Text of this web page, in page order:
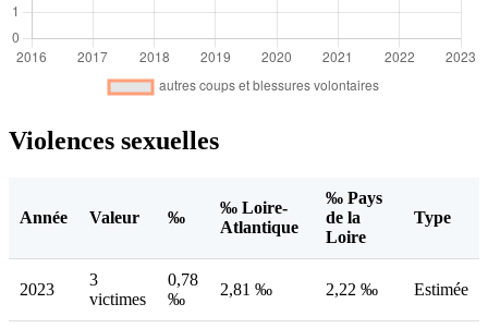
Violences sexuelles
Année Valeur ‰
‰ Loire-
Atlantique
‰ Pays
de la
Loire
Type
2023
3
victimes
0,78
‰
2,81 ‰ 2,22 ‰ Estimée